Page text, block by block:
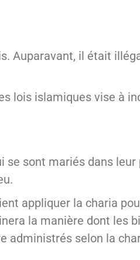
Auparavant, il était
lois islamiques vise à
sont mariés dans leur
appliquer la charia
la manière dont les
administrés selon la